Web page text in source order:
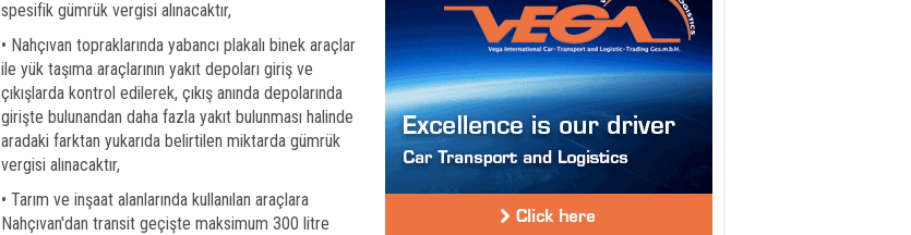
spesifik gümrük vergisi alınacaktır,
• Nahçıvan topraklarında yabancı plakalı binek araçlar
ile yük taşıma araçlarının yakıt depoları giriş ve
çıkışlarda kontrol edilerek, çıkış anında depolarında
girişte bulunandan daha fazla yakıt bulunması halinde
aradaki farktan yukarıda belirtilen miktarda gümrük
vergisi alınacaktır,
• Tarım ve inşaat alanlarında kullanılan araçlara
Nahçıvan'dan transit geçişte maksimum 300 litre